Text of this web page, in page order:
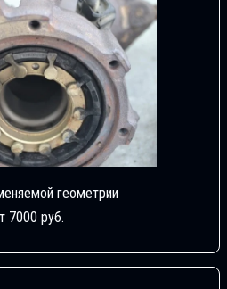
геометрии
7000 руб.